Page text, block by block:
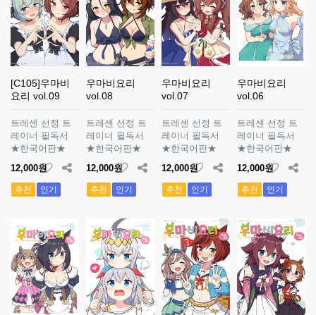
[C105]우마비
요리 vol.09
트레센 선정 트
레이너 필독서
★한국어판★
12,000원
추천 인기
우마비요리
vol.08
트레센 선정 트
레이너 필독서
★한국어판★
12,000원
추천 인기
우마비요리
vol.07
트레센 선정 트
레이너 필독서
★한국어판★
12,000원
추천 인기
우마비요리
vol.06
트레센 선정 트
레이너 필독서
★한국어판★
12,000원
추천 인기